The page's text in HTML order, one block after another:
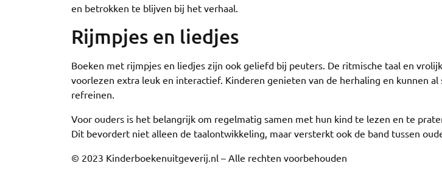
en betrokken te blijven bij het verhaal.
Rijmpjes en liedjes
Boeken met rijmpjes en liedjes zijn ook geliefd bij peuters. De ritmische taal en
voorlezen extra leuk en interactief. Kinderen genieten van de herhaling en kunnen
refreinen.
Voor ouders is het belangrijk om regelmatig samen met hun kind te lezen en te
Dit bevordert niet alleen de taalontwikkeling, maar versterkt ook de band tussen
© 2023 Kinderboekenuitgeverij.nl – Alle rechten voorbehouden